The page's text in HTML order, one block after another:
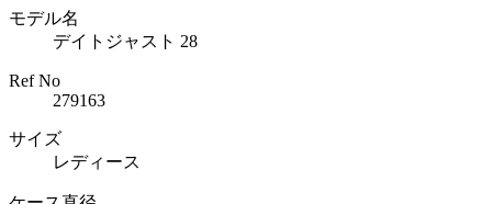
モデル名
デイトジャスト 28
Ref No
279163
サイズ
レディース